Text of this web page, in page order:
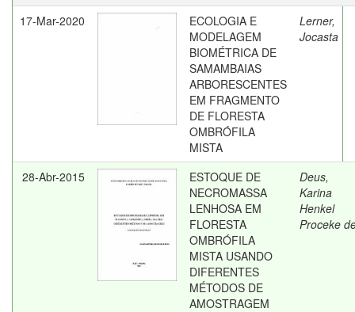
17-Mar-2020
ECOLOGIA E
MODELAGEM
BIOMÉTRICA DE
SAMAMBAIAS
ARBORESCENTES
EM FRAGMENTO
DE FLORESTA
OMBRÓFILA
MISTA
Lerner,
Jocasta
28-Abr-2015
ESTOQUE DE
NECROMASSA
LENHOSA EM
FLORESTA
OMBRÓFILA
MISTA USANDO
DIFERENTES
MÉTODOS DE
AMOSTRAGEM
Deus,
Karina
Henkel
Proceke